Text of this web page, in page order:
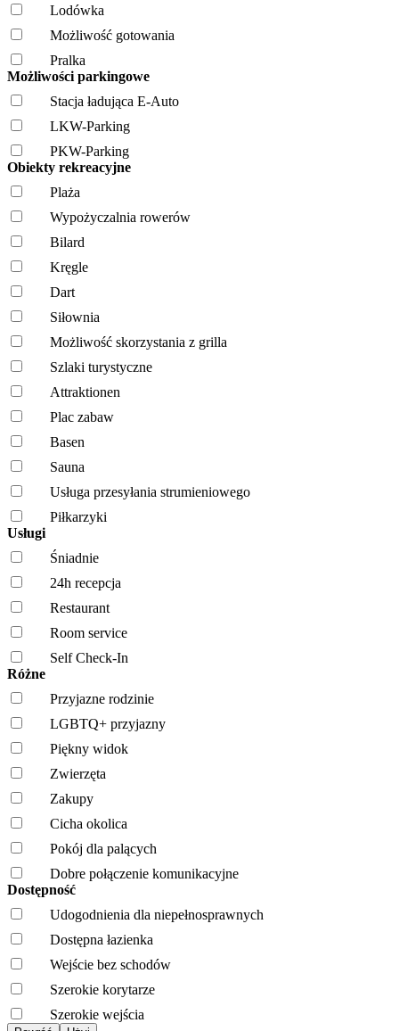
Lodówka
Możliwość gotowania
Pralka
Możliwości parkingowe
Stacja ładująca E-Auto
LKW-Parking
PKW-Parking
Obiekty rekreacyjne
Plaża
Wypożyczalnia rowerów
Bilard
Kręgle
Dart
Siłownia
Możliwość skorzystania z grilla
Szlaki turystyczne
Attraktionen
Plac zabaw
Basen
Sauna
Usługa przesyłania strumieniowego
Piłkarzyki
Usługi
Śniadnie
24h recepcja
Restaurant
Room service
Self Check-In
Różne
Przyjazne rodzinie
LGBTQ+ przyjazny
Piękny widok
Zwierzęta
Zakupy
Cicha okolica
Pokój dla palących
Dobre połączenie komunikacyjne
Dostępność
Udogodnienia dla niepełnosprawnych
Dostępna łazienka
Wejście bez schodów
Szerokie korytarze
Szerokie wejścia